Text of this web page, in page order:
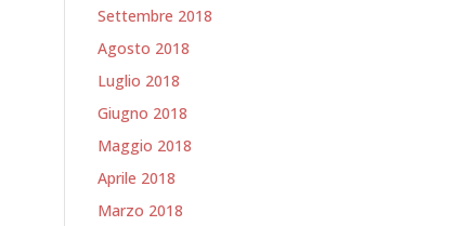
Settembre 2018
Agosto 2018
Luglio 2018
Giugno 2018
Maggio 2018
Aprile 2018
Marzo 2018